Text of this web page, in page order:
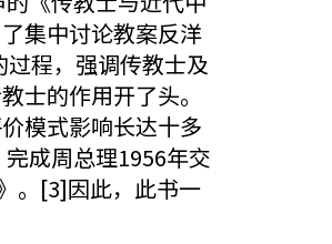
集中讨论教案反洋
程，强调传教士及
士的作用开了头。
模式影响长达十多
成周总理1956年交
。[3]因此，此书一